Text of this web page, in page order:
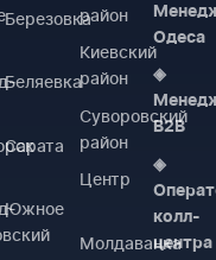
Березовка
Беляевка
Сарата
Южное
район
Киевский
район
Суворовский
район
Центр
Молдаванка
Одеса
◈
B2B
◈
колл-
центра